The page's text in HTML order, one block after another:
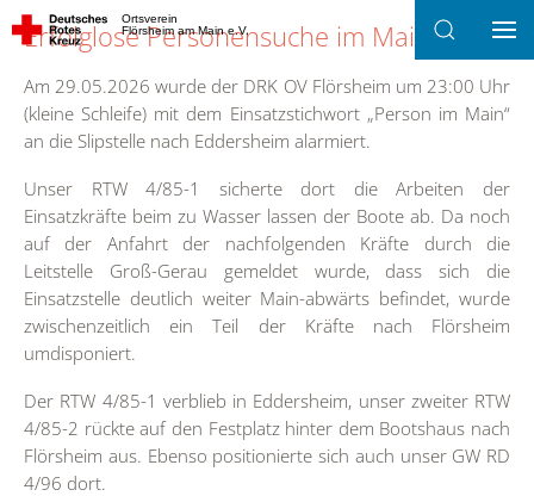
Ortsverein
Flörsheim am Main e.V.
Erfolglose Personensuche im Main
Am 29.05.2026 wurde der DRK OV Flörsheim um 23:00 Uhr
(kleine Schleife) mit dem Einsatzstichwort „Person im Main“
an die Slipstelle nach Eddersheim alarmiert.
Unser RTW 4/85-1 sicherte dort die Arbeiten der
Einsatzkräfte beim zu Wasser lassen der Boote ab. Da noch
auf der Anfahrt der nachfolgenden Kräfte durch die
Leitstelle Groß-Gerau gemeldet wurde, dass sich die
Einsatzstelle deutlich weiter Main-abwärts befindet, wurde
zwischenzeitlich ein Teil der Kräfte nach Flörsheim
umdisponiert.
Der RTW 4/85-1 verblieb in Eddersheim, unser zweiter RTW
4/85-2 rückte auf den Festplatz hinter dem Bootshaus nach
Flörsheim aus. Ebenso positionierte sich auch unser GW RD
4/96 dort.